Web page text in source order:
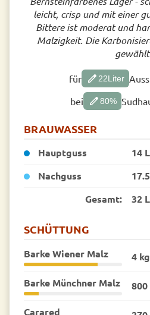
leicht, crisp und mit einer
Bittere ist moderat und
Malzigkeit. Die
für edit 22Liter
bei edit80%
BRAUWASSER
Hauptguss
14
Nachguss
Gesamt:
32
SCHÜTTUNG
Barke Wiener Malz 4 kg
Barke Münchner Malz 800
Carared